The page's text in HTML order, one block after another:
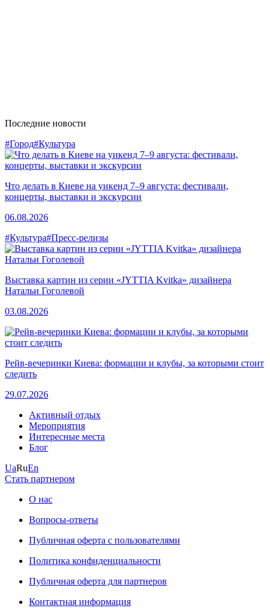
Последние новости
#Город#Культура
Что делать в Киеве на уикенд 7–9 августа: фестивали,
концерты, выставки и экскурсии
06.08.2026
#Культура#Пресс-релизы
Выставка картин из серии «JYTTIA Kvitka» дизайнера
Натальи Гоголевой
03.08.2026
Рейв-вечеринки Киева: формации и клубы, за которыми стоит
следить
29.07.2026
Активный отдых
Мероприятия
Интересные места
Блог
UaRuEn
Стать партнером
О нас
Вопросы-ответы
Публичная оферта с пользователями
Политика конфиденциальности
Публичная оферта для партнеров
Контактная информация